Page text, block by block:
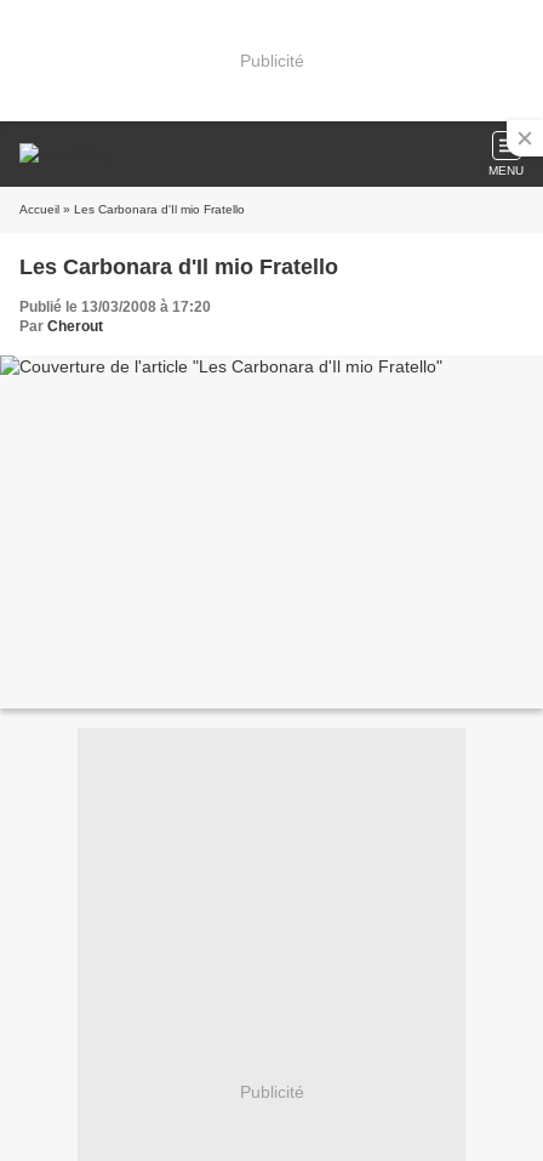
Publicité
MENU
Accueil » Les Carbonara d'Il mio Fratello
Les Carbonara d'Il mio Fratello
Publié le 13/03/2008 à 17:20
Par Cherout
Publicité